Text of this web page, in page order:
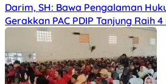
Darim, SH: Bawa Pengalaman
Gerakkan PAC PDIP Tanjung Raih